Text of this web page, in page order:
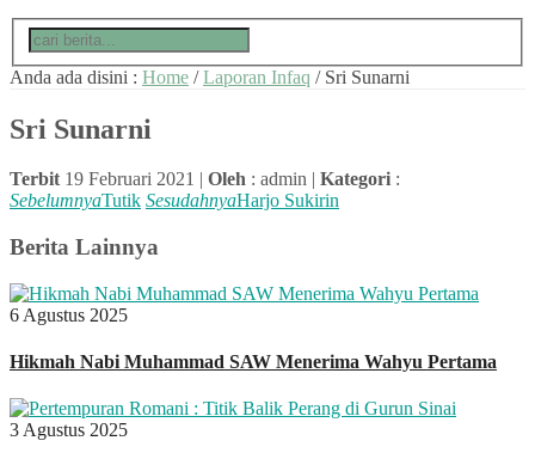
Anda ada disini : Home /Laporan Infaq / Sri Sunarni
Sri Sunarni
Terbit 19 Februari 2021 | Oleh : admin | Kategori :
SebelumnyaTutik SesudahnyaHarjo Sukirin
Berita Lainnya
6 Agustus 2025
Hikmah Nabi Muhammad SAW Menerima Wahyu Pertama
3 Agustus 2025